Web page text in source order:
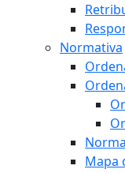
Normativa
Mapa